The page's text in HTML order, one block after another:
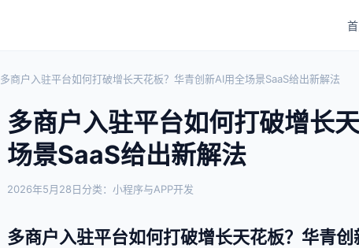
多商户入驻平台如何打破增长天花板？华青创新AI用全场景SaaS给出新解法
多商户入驻平台如何打破增长
场景SaaS给出新解法
2026年5月28日分类：小程序与APP开发
多商户入驻平台如何打破增长天花板？华青